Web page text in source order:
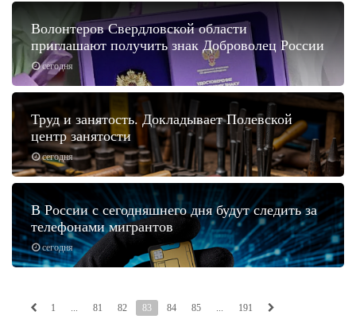
сегодня
Волонтеров Свердловской области
приглашают получить знак Доброволец России
сегодня
Труд и занятость. Докладывает Полевской
центр занятости
сегодня
В России с сегодняшнего дня будут следить за
телефонами мигрантов
1 ... 81 82 83 84 85 ... 191